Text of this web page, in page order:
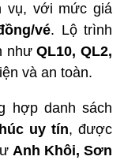
vụ, với mức giá
vé. Lộ trình
nhưQL10, QL2,
và an toàn.
hợp danh sách
uy tín, được
Anh Khôi, Sơn